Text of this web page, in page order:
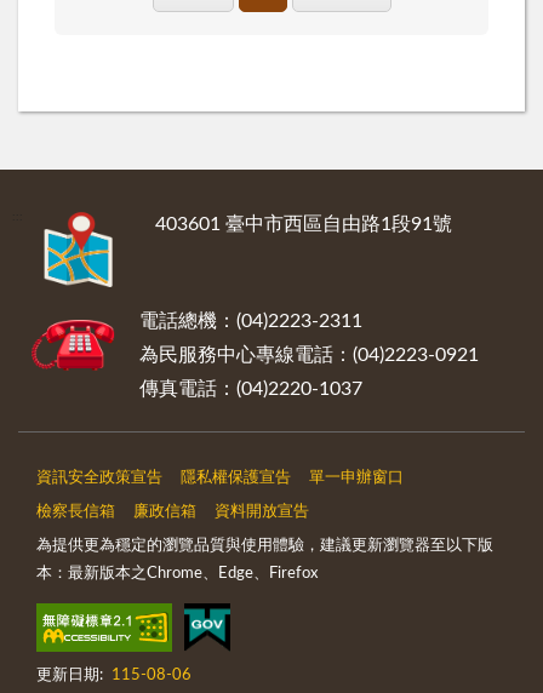
403601 臺中市西區自由路1段91號
電話總機：(04)2223-2311
為民服務中心專線電話：(04)2223-0921
傳真電話：(04)2220-1037
資訊安全政策宣告 隱私權保護宣告 單一申辦窗口
檢察長信箱 廉政信箱 資料開放宣告
為提供更為穩定的瀏覽品質與使用體驗，建議更新瀏覽器至以下版
本：最新版本之Chrome、Edge、Firefox
更新日期: 115-08-06